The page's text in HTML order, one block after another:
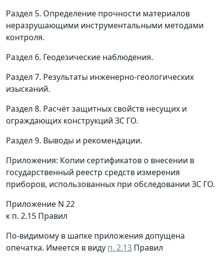
Раздел 5. Определение прочности материалов
неразрушающими инструментальными методами
контроля.
Раздел 6. Геодезические наблюдения.
Раздел 7. Результаты инженерно-геологических
изысканий.
Раздел 8. Расчёт защитных свойств несущих и
ограждающих конструкций ЗС ГО.
Раздел 9. Выводы и рекомендации.
Приложения: Копии сертификатов о внесении в
государственный реестр средств измерения
приборов, использованных при обследовании ЗС ГО.
Приложение N 22
к п. 2.15 Правил
По-видимому в шапке приложения допущена
опечатка. Имеется в виду п. 2.13 Правил